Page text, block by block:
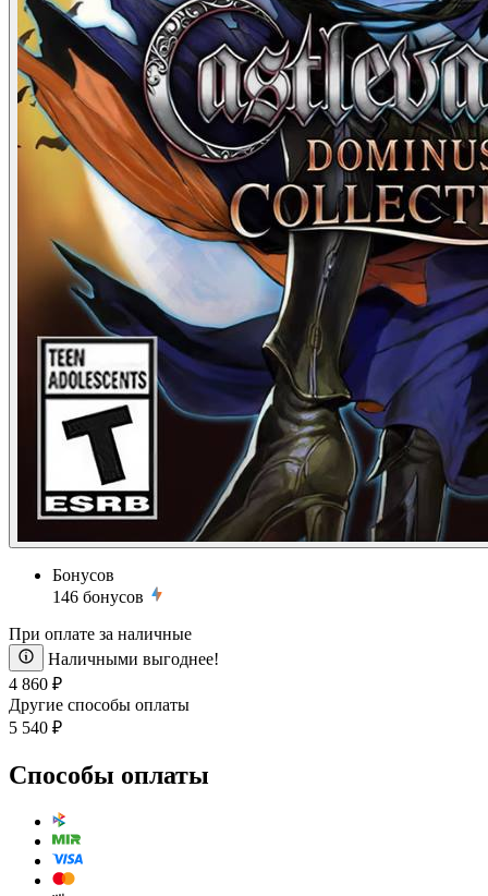
Бонусов
146 бонусов
При оплате за наличные
Наличными выгоднее!
4 860 ₽
Другие способы оплаты
5 540 ₽
Способы оплаты